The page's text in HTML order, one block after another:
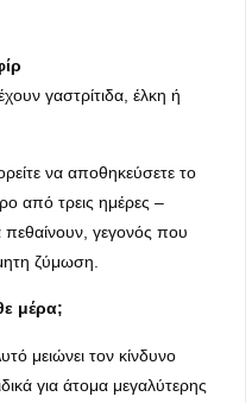
γαστρίτιδα, έλκη ή
να αποθηκεύσετε το
από τρεις ημέρες –
πεθαίνουν, γεγονός που
ζύμωση.
μέρα;
μειώνει τον κίνδυνο
για άτομα μεγαλύτερης